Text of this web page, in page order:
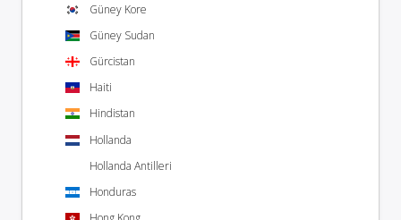
Güney Kore
Güney Sudan
Gürcistan
Haiti
Hindistan
Hollanda
Hollanda Antilleri
Honduras